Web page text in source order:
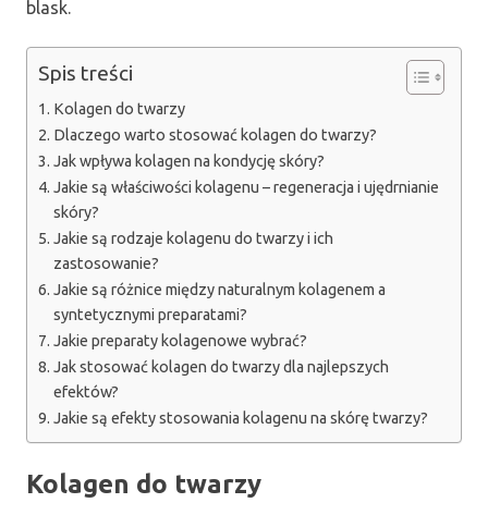
blask.
Spis treści
Kolagen do twarzy
Dlaczego warto stosować kolagen do twarzy?
Jak wpływa kolagen na kondycję skóry?
Jakie są właściwości kolagenu – regeneracja i ujędrnianie
skóry?
Jakie są rodzaje kolagenu do twarzy i ich
zastosowanie?
Jakie są różnice między naturalnym kolagenem a
syntetycznymi preparatami?
Jakie preparaty kolagenowe wybrać?
Jak stosować kolagen do twarzy dla najlepszych
efektów?
Jakie są efekty stosowania kolagenu na skórę twarzy?
Kolagen do twarzy